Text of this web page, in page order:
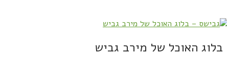
בלוג האוכל של מירב גביש